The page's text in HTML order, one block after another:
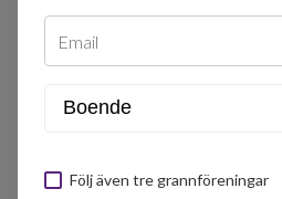
Email
Följ även tre grannföreningar
Du måste vara inloggad för